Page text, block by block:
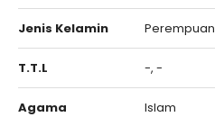
Jenis Kelamin Perempuan
T.T.L -, -
Agama Islam